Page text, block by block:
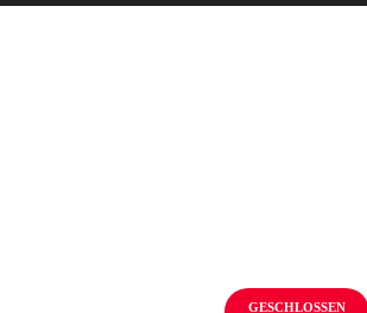
GESCHLOSSEN